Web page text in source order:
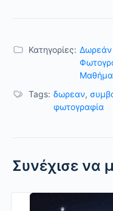
Κατηγορίες:
Tags: δωρεαν,
φωτογραφία
Συνέχισε να